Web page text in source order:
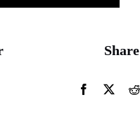
Share